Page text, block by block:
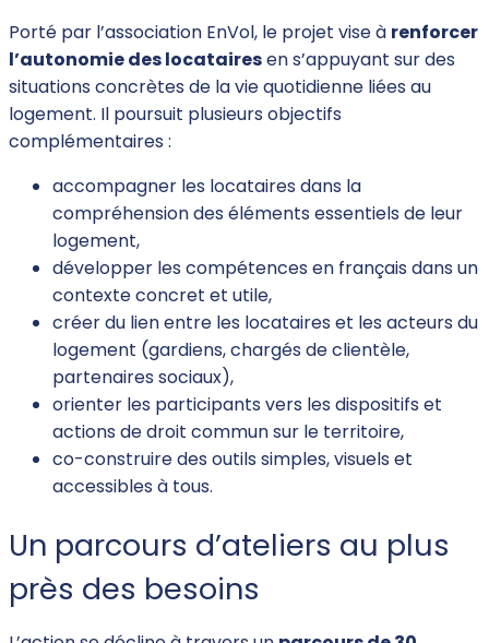
Porté par l’association EnVol, le projet vise à renforcer
l’autonomie des locatairesen s’appuyant sur des
situations concrètes de la vie quotidienne liées au
logement. Il poursuit plusieurs objectifs
complémentaires :
accompagner les locataires dans la
compréhension des éléments essentiels de leur
logement,
développer les compétences en français dans un
contexte concret et utile,
créer du lien entre les locataires et les acteurs du
logement (gardiens, chargés de clientèle,
partenaires sociaux),
orienter les participants vers les dispositifs et
actions de droit commun sur le territoire,
co-construire des outils simples, visuels et
accessibles à tous.
Un parcours d’ateliers au plus
près des besoins